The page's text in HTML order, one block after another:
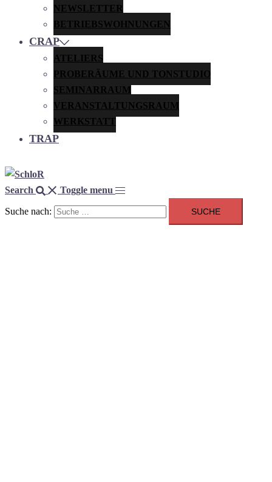
NEWSLETTER
BETRIEBSWOHNUNGEN
CRAP
ATELIERS
PROBERÄUME UND TONSTUDIO
SEMINARRAUM
VERANSTALTUNGSRAUM
WERKSTATT
TRAP
Search Toggle menu
Suche nach: